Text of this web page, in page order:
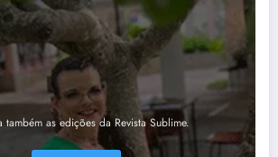
também as edições da Revista Sublime.